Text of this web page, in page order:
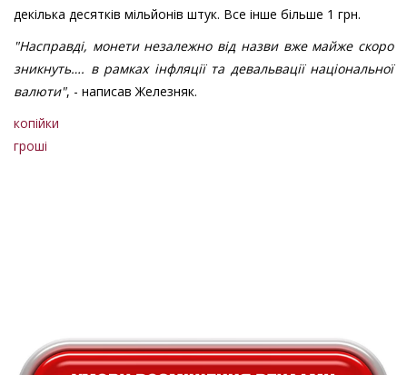
декілька десятків мільйонів штук. Все інше більше 1 грн.
"Насправді, монети незалежно від назви вже майже скоро
зникнуть…. в рамках інфляції та девальвації національної
валюти", - написав Железняк.
копійки
гроші